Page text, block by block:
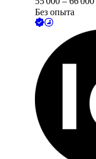
Без опыта